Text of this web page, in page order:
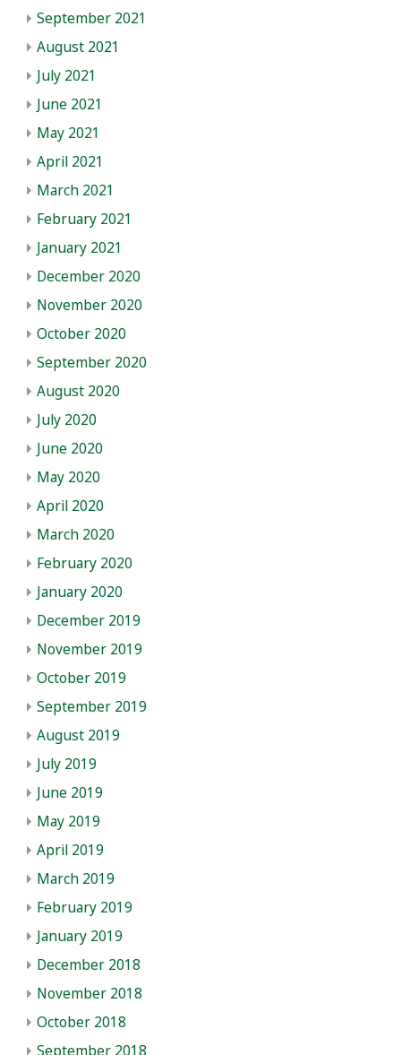
September 2021
August 2021
July 2021
June 2021
May 2021
April 2021
March 2021
February 2021
January 2021
December 2020
November 2020
October 2020
September 2020
August 2020
July 2020
June 2020
May 2020
April 2020
March 2020
February 2020
January 2020
December 2019
November 2019
October 2019
September 2019
August 2019
July 2019
June 2019
May 2019
April 2019
March 2019
February 2019
January 2019
December 2018
November 2018
October 2018
September 2018